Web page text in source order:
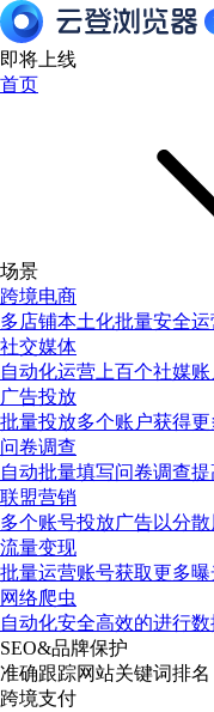
即将上线
首页
场景
跨境电商
多店铺本土化批量安全运
社交媒体
自动化运营上百个社媒账
广告投放
批量投放多个账户获得
问卷调查
自动批量填写问卷调查
联盟营销
多个账号投放广告以分
流量变现
批量运营账号获取更多曝
网络爬虫
自动化安全高效的进行
SEO&品牌保护
准确跟踪网站关键词排名
跨境支付